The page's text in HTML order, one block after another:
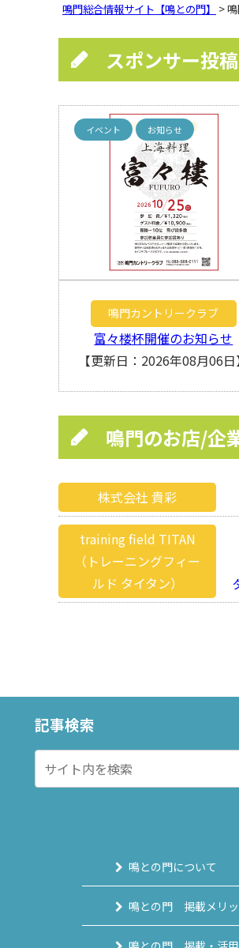
鳴門総合情報サイト【鳴との門】 >
スポンサー投
イベント お知らせ
鳴門カントリークラブ
富々楼杯開催のお知らせ
【更新日：2026年08月06日
鳴門のお店/企
株式会社 貴彩
training field TITAN
（トレーニングフィー
ルド タイタン）
記事検索
鳴との門について
鳴との門 掲載メリ